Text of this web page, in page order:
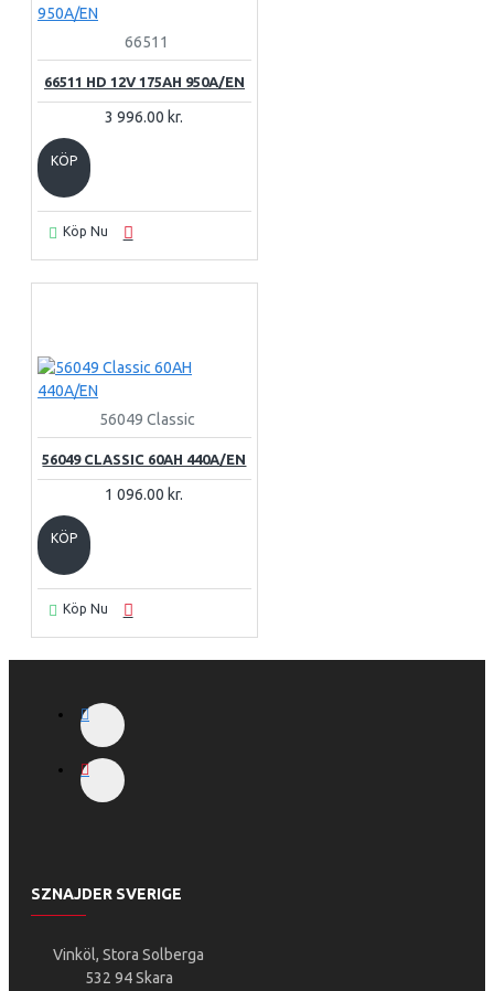
66511
66511 HD 12V 175AH 950A/EN
3 996.00 kr.
KÖP
Köp Nu
56049 Classic
56049 CLASSIC 60AH 440A/EN
1 096.00 kr.
KÖP
Köp Nu
SZNAJDER SVERIGE
Vinköl, Stora Solberga
532 94 Skara